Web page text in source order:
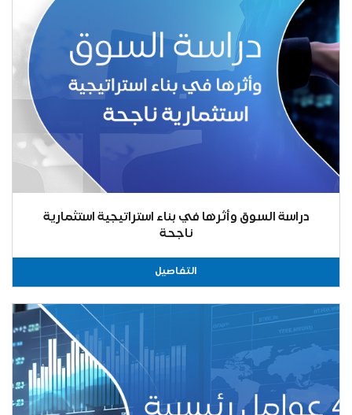
دراسة السوق وأثرها في بناء استراتيجية استثمارية
ناجحة
التفاصيل